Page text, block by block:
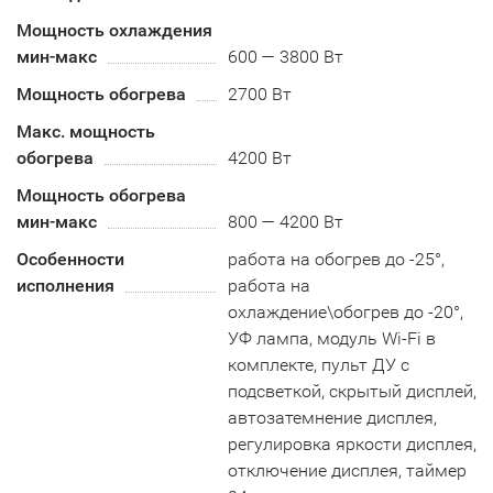
Мощность охлаждения
мин-макс
600 — 3800 Вт
Мощность обогрева
2700 Вт
Макс. мощность
обогрева
4200 Вт
Мощность обогрева
мин-макс
800 — 4200 Вт
Особенности
исполнения
работа на обогрев до -25°,
работа на
охлаждение\обогрев до -20°,
УФ лампа, модуль Wi-Fi в
комплекте, пульт ДУ с
подсветкой, скрытый дисплей,
автозатемнение дисплея,
регулировка яркости дисплея,
отключение дисплея, таймер